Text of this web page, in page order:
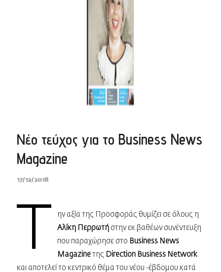
Νέο τεύχος για το Business News
Magazine
17/12/2018
Τ
ην αξία της Προσφοράς θυμίζει σε όλους η
Αλίκη Περρωτή στην εκ βαθέων συνέντευξη
που παραχώρησε στο Business News
Magazine της Direction Business Network
και αποτελεί το κεντρικό θέμα του νέου -έβδομου κατά